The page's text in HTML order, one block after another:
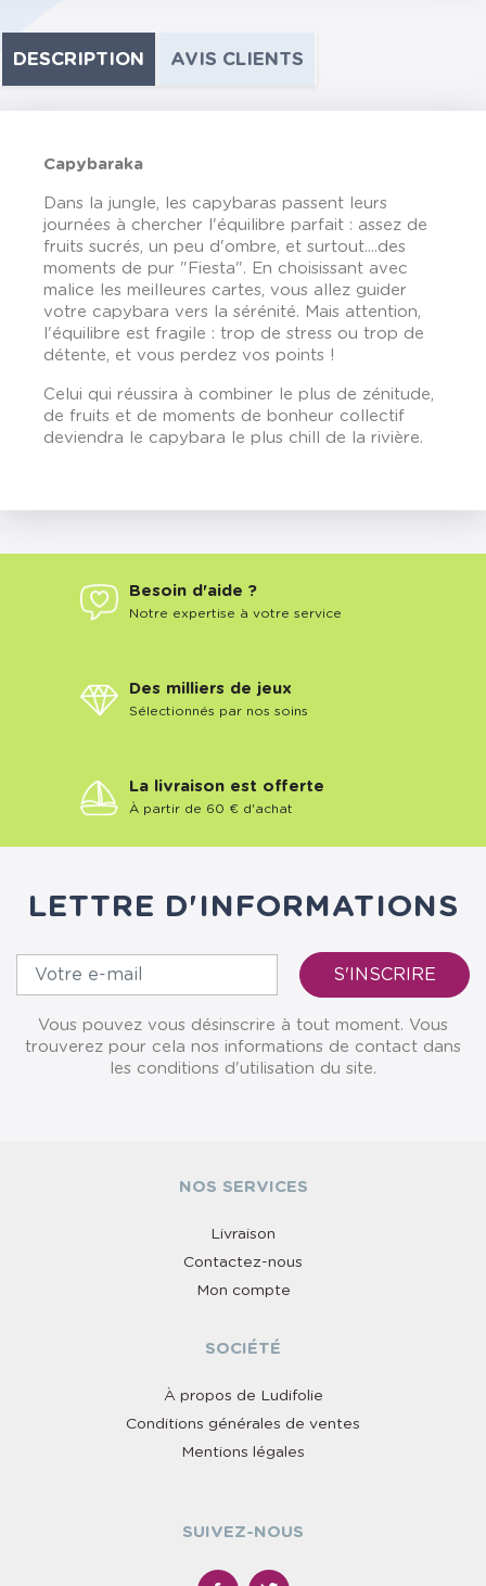
DESCRIPTION AVIS CLIENTS
Capybaraka
Dans la jungle, les capybaras passent leurs
journées à chercher l'équilibre parfait : assez de
fruits sucrés, un peu d'ombre, et surtout....des
moments de pur "Fiesta". En choisissant avec
malice les meilleures cartes, vous allez guider
votre capybara vers la sérénité. Mais attention,
l'équilibre est fragile : trop de stress ou trop de
détente, et vous perdez vos points !
Celui qui réussira à combiner le plus de zénitude,
de fruits et de moments de bonheur collectif
deviendra le capybara le plus chill de la rivière.
Besoin d'aide ?
Notre expertise à votre service
Des milliers de jeux
Sélectionnés par nos soins
La livraison est offerte
À partir de 60 € d'achat
LETTRE D'INFORMATIONS
Vous pouvez vous désinscrire à tout moment. Vous
trouverez pour cela nos informations de contact dans
les conditions d'utilisation du site.
NOS SERVICES
Livraison
Contactez-nous
Mon compte
SOCIÉTÉ
À propos de Ludifolie
Conditions générales de ventes
Mentions légales
SUIVEZ-NOUS